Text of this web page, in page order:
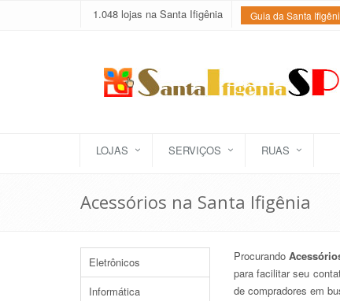
1.048 lojas na Santa Ifigênia Guia da Santa
LOJAS SERVIÇOS RUAS
Acessórios na Santa Ifigênia
Eletrônicos
Informática
Procurando
para facilitar seu
de compradores em